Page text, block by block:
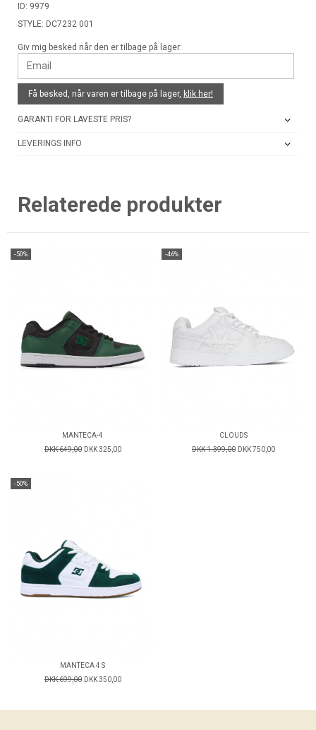
ID: 9979
STYLE: DC7232 001
Giv mig besked når den er tilbage på lager:
Få besked, når varen er tilbage på lager, klik her!
GARANTI FOR LAVESTE PRIS?
LEVERINGS INFO
Relaterede produkter
-50%
MANTECA-4
DKK 649,00 DKK 325,00
-46%
CLOUDS
DKK 1.399,00 DKK 750,00
-50%
MANTECA 4 S
DKK 699,00 DKK 350,00